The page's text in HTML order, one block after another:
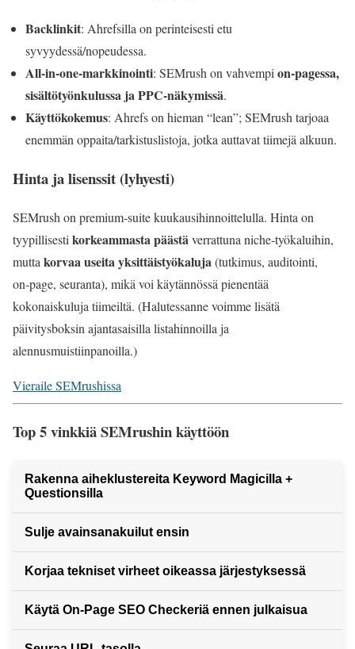
Backlinkit: Ahrefsilla on perinteisesti etu
syvyydessä/nopeudessa.
All‑in‑one‑markkinointi: SEMrush on vahvempi on‑pagessa,
sisältötyönkulussa ja PPC‑näkymissä.
Käyttökokemus: Ahrefs on hieman “lean”; SEMrush tarjoaa
enemmän oppaita/tarkistuslistoja, jotka auttavat tiimejä alkuun.
Hinta ja lisenssit (lyhyesti)
SEMrush on premium‑suite kuukausihinnoittelulla. Hinta on
tyypillisesti korkeammasta päästä verrattuna niche‑työkaluihin,
mutta korvaa useita yksittäistyökaluja (tutkimus, auditointi,
on‑page, seuranta), mikä voi käytännössä pienentää
kokonaiskuluja tiimeiltä. (Halutessanne voimme lisätä
päivitysboksin ajantasaisilla listahinnoilla ja
alennusmuistiinpanoilla.)
Vieraile SEMrushissa
Top 5 vinkkiä SEMrushin käyttöön
Rakenna aiheklustereita Keyword Magicilla +
Questionsilla
Sulje avainsanakuilut ensin
Korjaa tekniset virheet oikeassa järjestyksessä
Käytä On-Page SEO Checkeriä ennen julkaisua